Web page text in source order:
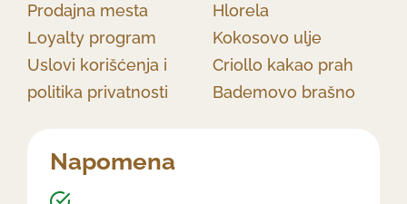
Prodajna mesta
Loyalty program
Uslovi korišćenja i
politika privatnosti
Hlorela
Kokosovo ulje
Criollo kakao prah
Bademovo brašno
Napomena